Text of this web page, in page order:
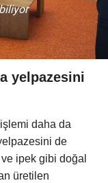
yelpazesini
daha da
de
ipek gibi doğal
üretilen